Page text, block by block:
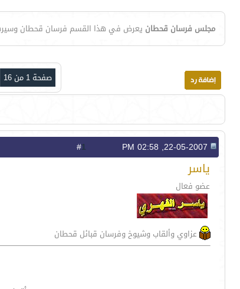
مجلس فرسان قحطان يعرض في هذا القسم فرسان قحطان
صفحة 1 من 16
1
ياسر
عضو فعال
عزاوي وألقاب وشيوخ وفرسان قبائل قحطان